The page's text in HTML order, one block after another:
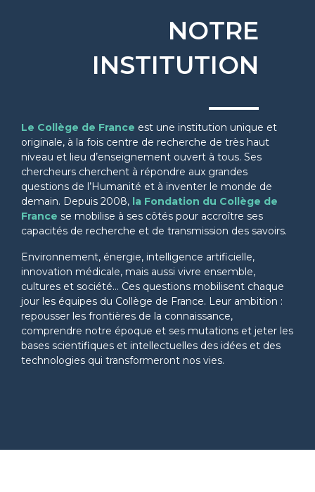
NOTRE
INSTITUTION
Le Collège de France est une institution unique et
originale, à la fois centre de recherche de très haut
niveau et lieu d’enseignement ouvert à tous. Ses
chercheurs cherchent à répondre aux grandes
questions de l’Humanité et à inventer le monde de
demain. Depuis 2008, la Fondation du Collège de
France se mobilise à ses côtés pour accroître ses
capacités de recherche et de transmission des savoirs.
Environnement, énergie, intelligence artificielle,
innovation médicale, mais aussi vivre ensemble,
cultures et société… Ces questions mobilisent chaque
jour les équipes du Collège de France. Leur ambition :
repousser les frontières de la connaissance,
comprendre notre époque et ses mutations et jeter les
bases scientifiques et intellectuelles des idées et des
technologies qui transformeront nos vies.